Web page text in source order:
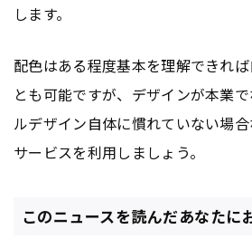
します。
配色はある程度基本を理解できれ
とも可能ですが、デザインが本業
ルデザイン自体に慣れていない場
サービスを利用しましょう。
このニュースを読んだあなたに